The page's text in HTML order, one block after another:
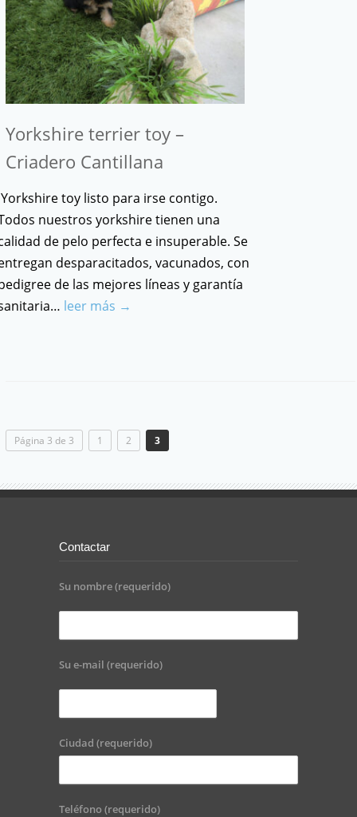
Yorkshire terrier toy –
Criadero Cantillana
toy listo para irse contigo.
nuestros yorkshire tienen una
de pelo perfecta e insuperable. Se
desparacitados, vacunados, con
de las mejores líneas y garantía
leer más →
Página 3 de 3 1 2 3
Contactar
Su nombre (requerido)
Su e-mail (requerido)
Ciudad (requerido)
Teléfono (requerido)